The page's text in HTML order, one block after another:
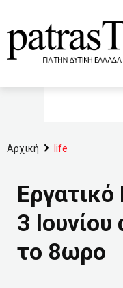
Αρχική life
3
το 8ωρο